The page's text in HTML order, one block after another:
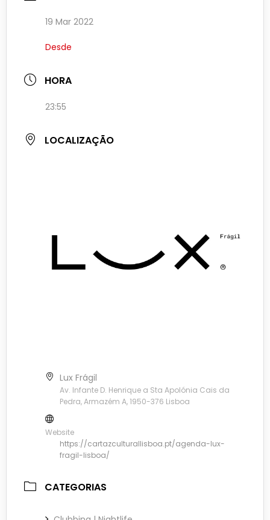
19 Mar 2022
Desde
HORA
23:55
LOCALIZAÇÃO
Lux Frágil
Av. Infante D. Henrique a Sta Apolónia Cais da
Pedra, Armazém A, 1950-376 Lisboa
Website
https://cartazculturallisboa.pt/agenda-lux-
fragil-lisboa/
CATEGORIAS